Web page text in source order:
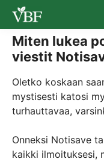
Skip
content
Miten lukea
viestit
Oletko koskaan
mystisesti katosi
turhauttavaa,
Onneksi Notisave
kaikki ilmoituksesi,